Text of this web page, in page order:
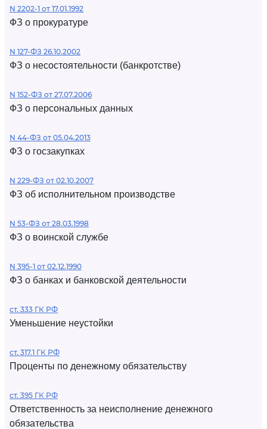
N 2202-1 от 17.01.1992
ФЗ о прокуратуре
N 127-ФЗ 26.10.2002
ФЗ о несостоятельности (банкротстве)
N 152-ФЗ от 27.07.2006
ФЗ о персональных данных
N 44-ФЗ от 05.04.2013
ФЗ о госзакупках
N 229-ФЗ от 02.10.2007
ФЗ об исполнительном производстве
N 53-ФЗ от 28.03.1998
ФЗ о воинской службе
N 395-1 от 02.12.1990
ФЗ о банках и банковской деятельности
ст. 333 ГК РФ
Уменьшение неустойки
ст. 317.1 ГК РФ
Проценты по денежному обязательству
ст. 395 ГК РФ
Ответственность за неисполнение денежного
обязательства